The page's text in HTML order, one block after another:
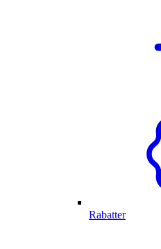
Rabatter